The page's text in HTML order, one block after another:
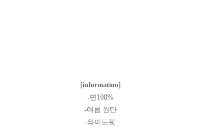
[information]
-면100%
-여름 원단
-와이드핏